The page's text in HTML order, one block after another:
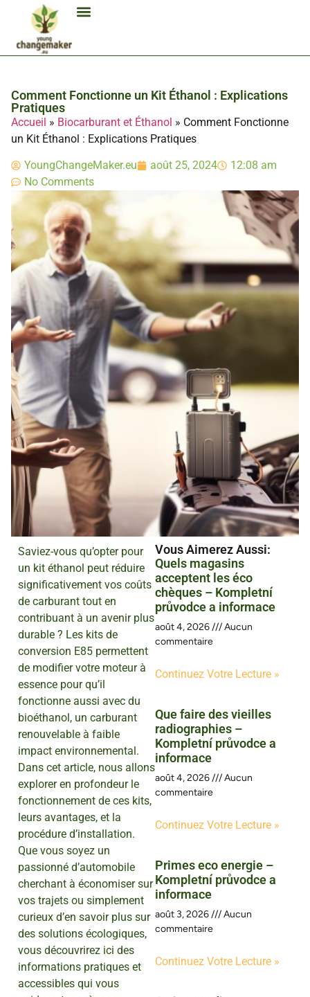
Comment Fonctionne un Kit Éthanol : Explications
Pratiques
Accueil » Biocarburant et Éthanol » Comment Fonctionne
un Kit Éthanol : Explications Pratiques
YoungChangeMaker.eu août 25, 2024
12:08 am
No Comments
Saviez-vous qu’opter pour
un kit éthanol peut réduire
significativement vos coûts
de carburant tout en
contribuant à un avenir plus
durable ? Les kits de
conversion E85 permettent
de modifier votre moteur à
essence pour qu’il
fonctionne aussi avec du
bioéthanol, un carburant
renouvelable à faible
impact environnemental.
Dans cet article, nous allons
explorer en profondeur le
fonctionnement de ces kits,
leurs avantages, et la
procédure d’installation.
Que vous soyez un
passionné d’automobile
cherchant à économiser sur
vos trajets ou simplement
curieux d’en savoir plus sur
des solutions écologiques,
vous découvrirez ici des
informations pratiques et
accessibles qui vous
Vous Aimerez Aussi :
Quels magasins
acceptent les éco
chèques – Kompletní
průvodce a informace
août 4, 2026
Aucun
commentaire
Continuez Votre Lecture »
Que faire des vieilles
radiographies –
Kompletní průvodce a
informace
août 4, 2026
Aucun
commentaire
Continuez Votre Lecture »
Primes eco energie –
Kompletní průvodce a
informace
août 3, 2026
Aucun
commentaire
Continuez Votre Lecture »